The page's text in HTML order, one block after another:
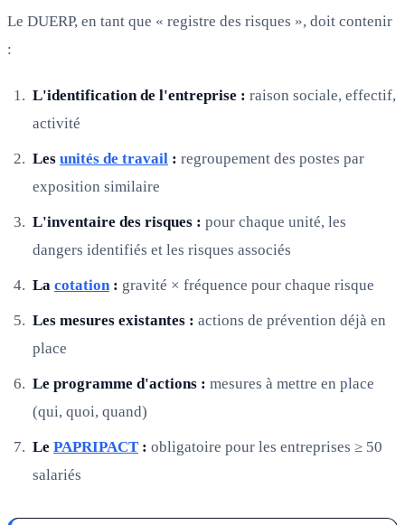
Le DUERP, en tant que « registre des risques », doit contenir
:
L'identification de l'entreprise : raison sociale, effectif,
activité
Les unités de travail : regroupement des postes par
exposition similaire
L'inventaire des risques : pour chaque unité, les
dangers identifiés et les risques associés
La cotation: gravité × fréquence pour chaque risque
Les mesures existantes : actions de prévention déjà en
place
Le programme d'actions : mesures à mettre en place
(qui, quoi, quand)
Le PAPRIPACT : obligatoire pour les entreprises ≥ 50
salariés